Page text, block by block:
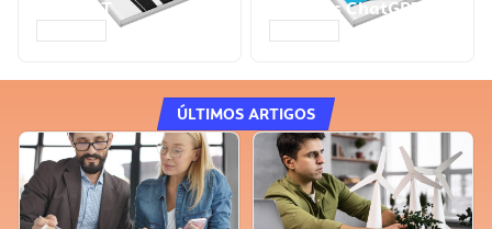
ChatGPT Prompts ChatGPT
ÚLTIMOS ARTIGOS